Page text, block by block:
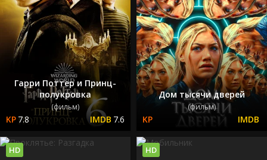
Гарри Поттер и Принц-
полукровка
(фильм)
7.8 7.6
Дом тысячи дверей
(фильм)
HD HD